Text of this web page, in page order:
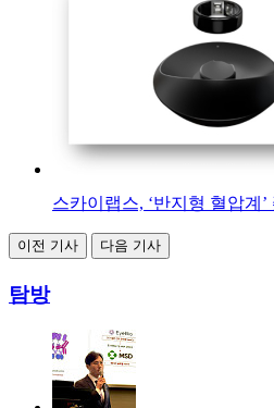
스카이랩스, ‘반지형 혈압계
이전 기사 다음 기사
탐방